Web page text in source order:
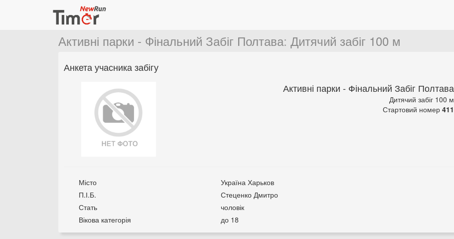
Активні парки - Фінальний Забіг Полтава: Дитячий забіг 100 м
Анкета учасника забігу
Активні парки - Фінальний Забіг Полтава
Дитячий забіг 100 м
Стартовий номер 411
Місто
Україна Харьков
П.І.Б.
Стеценко Дмитро
Стать
чоловік
Вікова категорія
до 18